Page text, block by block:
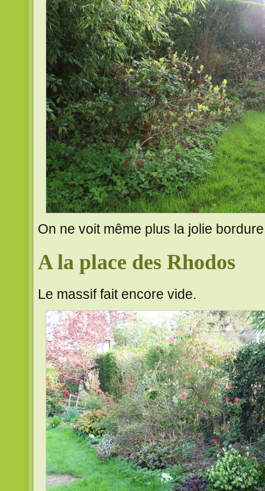
On ne voit même plus la jolie bordure
A la place des Rhodos
Le massif fait encore vide.